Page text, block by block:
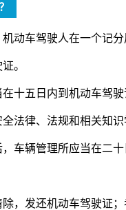
动车驾驶人在一个记
。
十五日内到机动车驾
法律、法规和相关知
车辆管理所应当在二
，发还机动车驾驶证